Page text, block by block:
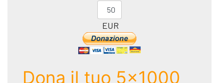
EUR
Dona il tuo 5x1000